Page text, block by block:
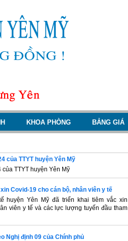
KHOA PHÒNG BẢNG GIÁ
của TTYT huyện Yên Mỹ
TTYT huyện Yên Mỹ
Covid-19 cho cán bộ, nhân viên y tế
huyện Yên Mỹ đã triển khai tiêm vắc xin
viên y tế và các lực lượng tuyến đầu tham
Nghị định 09 của Chính phủ